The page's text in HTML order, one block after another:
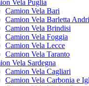
Vela Puglia
Camion Vela Bari
Camion Vela Barletta
Camion Vela Brindisi
Camion Vela Foggia
Camion Vela Lecce
Camion Vela Taranto
Vela Sardegna
Camion Vela Cagliari
Camion Vela Carbonia e